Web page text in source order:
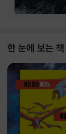
한 눈에 보는 책